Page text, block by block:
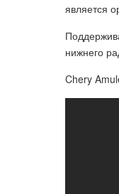
является
нижнего
Chery